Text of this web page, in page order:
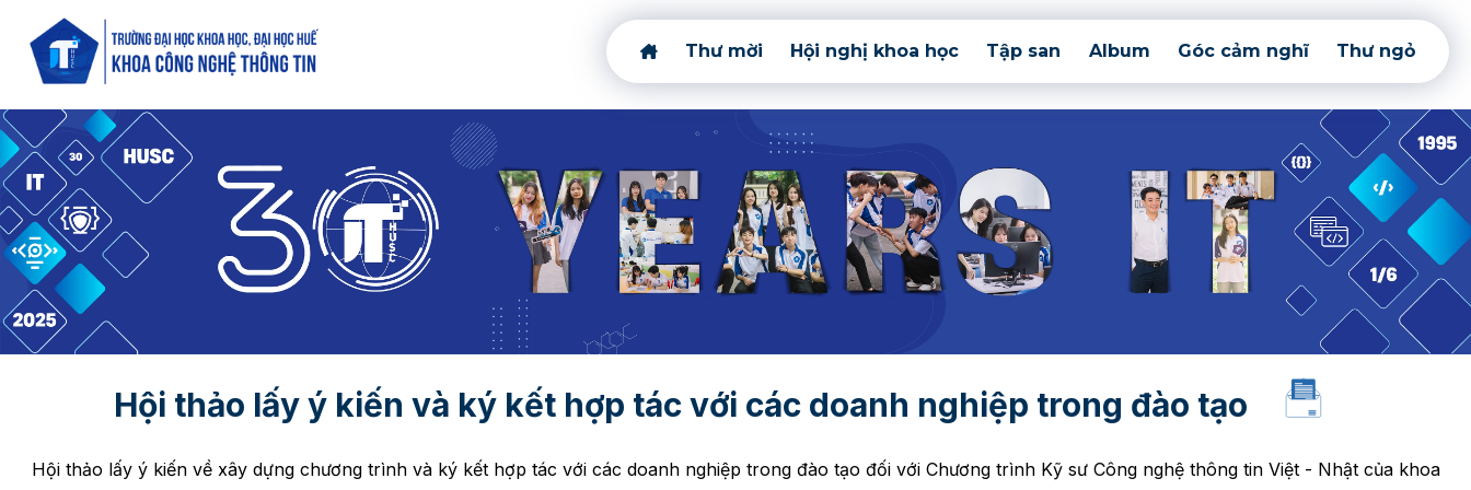
Thư mời Hội nghị khoa học Tập san Album Góc cảm nghĩ Thư ngỏ
Hội thảo lấy ý kiến và ký kết hợp tác với các doanh nghiệp trong đào tạo
Hội thảo lấy ý kiến về xây dựng chương trình và ký kết hợp tác với các doanh nghiệp trong đào tạo đối với Chương trình Kỹ sư Công nghệ thông tin Việt - Nhật của khoa